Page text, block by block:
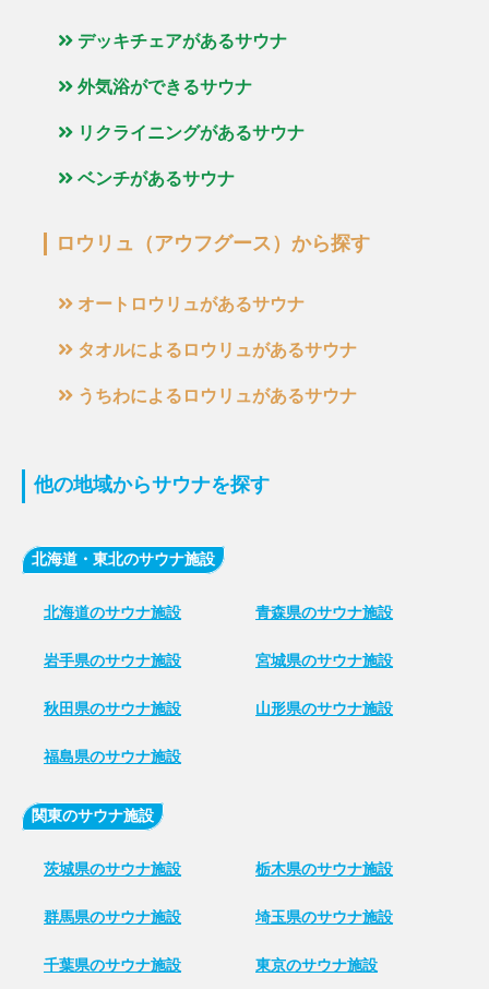
デッキチェアがあるサウナ
外気浴ができるサウナ
リクライニングがあるサウナ
ベンチがあるサウナ
ロウリュ（アウフグース）から探す
オートロウリュがあるサウナ
タオルによるロウリュがあるサウナ
うちわによるロウリュがあるサウナ
他の地域からサウナを探す
北海道・東北のサウナ施設
北海道のサウナ施設 青森県のサウナ施設
岩手県のサウナ施設 宮城県のサウナ施設
秋田県のサウナ施設 山形県のサウナ施設
福島県のサウナ施設
関東のサウナ施設
茨城県のサウナ施設 栃木県のサウナ施設
群馬県のサウナ施設 埼玉県のサウナ施設
千葉県のサウナ施設 東京のサウナ施設